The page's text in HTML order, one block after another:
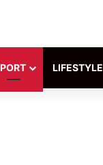
LIFESTYLE